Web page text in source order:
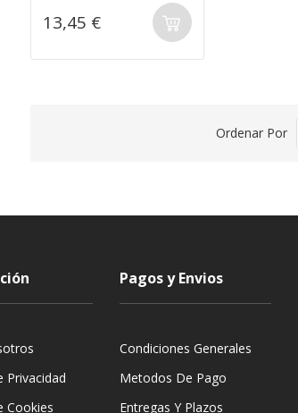
13,45 €
Ordenar Por
Privacidad
Cookies
Pagos y Envios
Condiciones Generales
Metodos De Pago
Entregas Y Plazos